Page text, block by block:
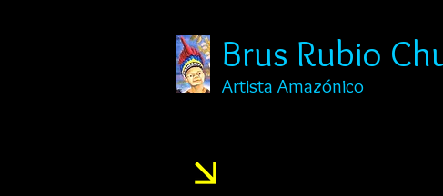
Brus Rubio
Artista Amazónico